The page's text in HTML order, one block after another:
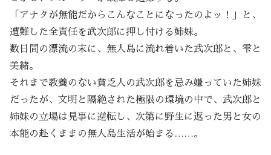
「アナタが無能だからこんなことになったのよッ！」と、
遭難した全責任を武次郎に押し付ける姉妹。
数日間の漂流の末に、無人島に流れ着いた武次郎と、雫と
美緒。
それまで教養のない貧乏人の武次郎を忌み嫌っていた姉妹
だったが、文明と隔絶された極限の環境の中で、武次郎と
姉妹の立場は見事に逆転し、次第に野生に返った男と女の
本能の赴くままの無人島生活が始まる……。